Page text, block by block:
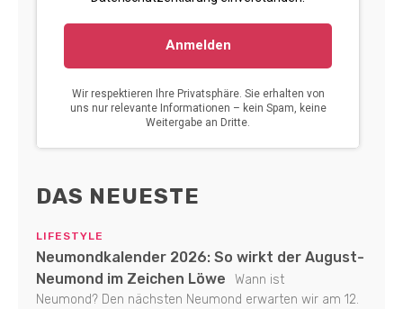
DAS NEUESTE
LIFESTYLE
Neumondkalender 2026: So wirkt der August-
Neumond im Zeichen Löwe
Wann ist
Neumond? Den nächsten Neumond erwarten wir am 12.